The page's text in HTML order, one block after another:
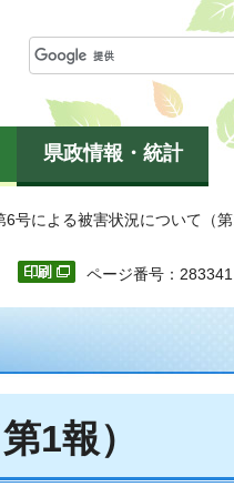
県政情報・統計
号による被害状況について（第
ページ番号：283341
1報）